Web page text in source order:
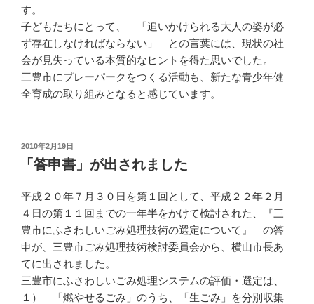
す。
子どもたちにとって、 「追いかけられる大人の姿が必
ず存在しなければならない」 との言葉には、現状の社
会が見失っている本質的なヒントを得た思いでした。
三豊市にプレーパークをつくる活動も、新たな青少年健
全育成の取り組みとなると感じています。
投
稿
2010年2月19日
「答申書」が出されました
平成２０年７月３０日を第１回として、平成２２年２月
４日の第１１回までの一年半をかけて検討された、『三
豊市にふさわしいごみ処理技術の選定について』 の答
申が、三豊市ごみ処理技術検討委員会から、横山市長あ
てに出されました。
三豊市にふさわしいごみ処理システムの評価・選定は、
１） 「燃やせるごみ」のうち、「生ごみ」を分別収集